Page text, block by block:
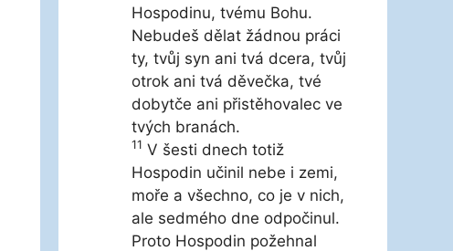
Hospodinu, tvému Bohu.
Nebudeš dělat žádnou práci
ty, tvůj syn ani tvá dcera, tvůj
otrok ani tvá děvečka, tvé
dobytče ani přistěhovalec ve
tvých branách.
11 V šesti dnech totiž
Hospodin učinil nebe i zemi,
moře a všechno, co je v nich,
ale sedmého dne odpočinul.
Proto Hospodin požehnal